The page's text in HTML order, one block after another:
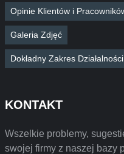
Opinie Klientów i
Galeria Zdjęć
Dokładny Zakres Działalności
KONTAKT
Wszelkie problemy,
swojej firmy z naszej bazy